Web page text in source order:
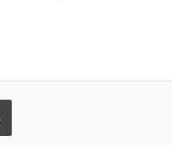
Imprimir